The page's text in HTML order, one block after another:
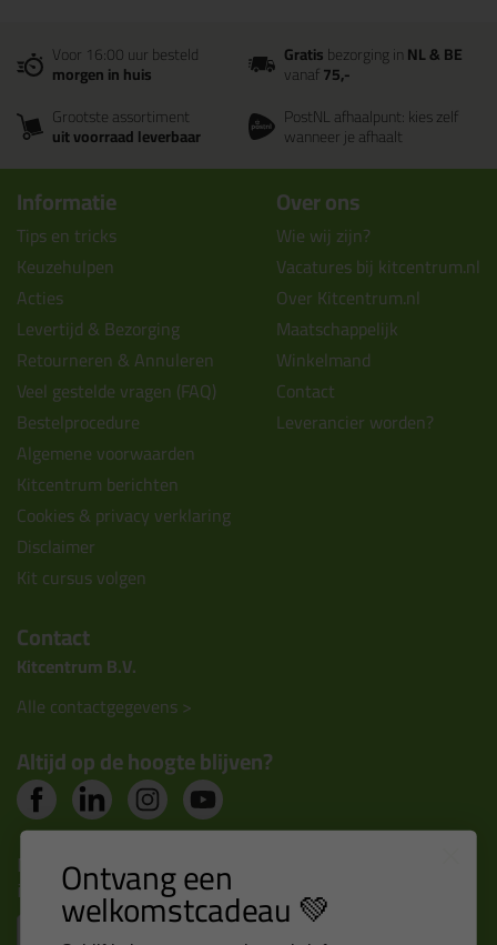
Voor 16:00 uur besteld
morgen in huis
Gratisbezorging inNL & BE
vanaf75,-
Grootste assortiment
uit voorraad leverbaar
PostNL afhaalpunt: kies zelf
wanneer je afhaalt
Informatie
Tips en tricks
Keuzehulpen
Acties
Levertijd & Bezorging
Retourneren & Annuleren
Veel gestelde vragen (FAQ)
Bestelprocedure
Algemene voorwaarden
Kitcentrum berichten
Cookies & privacy verklaring
Disclaimer
Kit cursus volgen
Over ons
Wie wij zijn?
Vacatures bij kitcentrum.nl
Over Kitcentrum.nl
Maatschappelijk
Winkelmand
Contact
Leverancier worden?
Contact
Kitcentrum B.V.
Alle contactgegevens >
Altijd op de hoogte blijven?
Nieuws, tips en exclusieve deals rechtstreeks in je
inbox Ontvang een
welkomstcadeau 💚